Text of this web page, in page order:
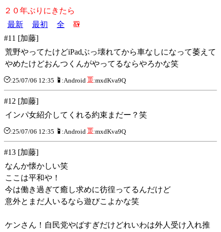
２０年ぶりにきたら
最新
最初
全
#11 [加藤]
荒野やってたけどiPadぶっ壊れてから車なしになって萎えて
やめたけどおんつくんがやってるならやろかな笑
:25/07/06 12:35 :Android :mxdKva9Q
#12 [加藤]
インパ女紹介してくれる約束まだー？笑
:25/07/06 12:35 :Android :mxdKva9Q
#13 [加藤]
なんか懐かしい笑
ここは平和や！
今は働き過ぎて癒し求めに彷徨ってるんだけど
意外とまだ人いるなら遊びこよかな笑
ケンさん！自民党やばすぎだけどれいわは外人受け入れ推